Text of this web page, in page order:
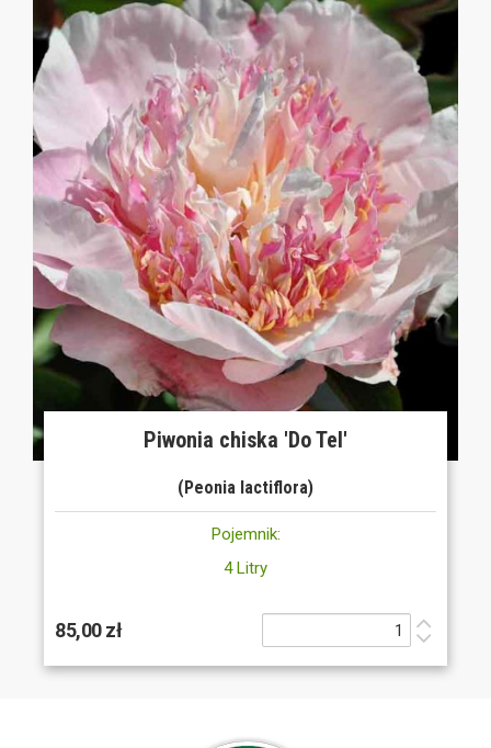
Piwonia chiska 'Do Tel'
(Peonia lactiflora)
Pojemnik:
4 Litry
85,00 zł